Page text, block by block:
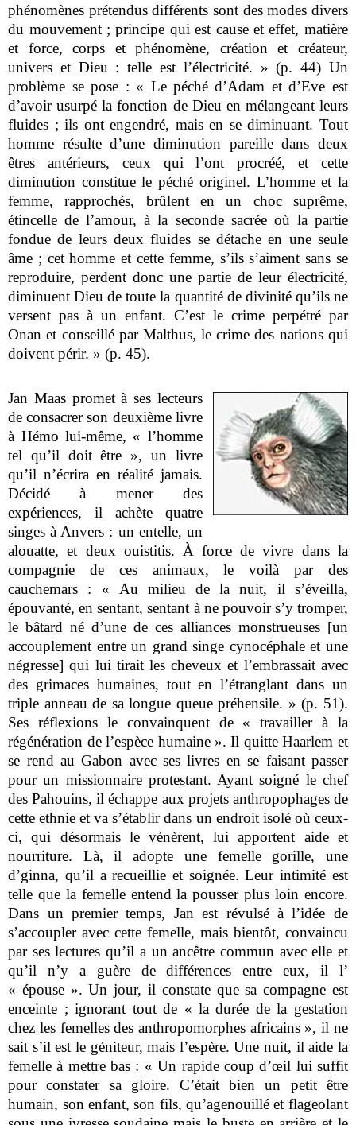
phénomènes prétendus différents sont des modes divers
du mouvement ; principe qui est cause et effet, matière
et force, corps et phénomène, création et créateur,
univers et Dieu : telle est l’électricité. » (p. 44) Un
problème se pose : « Le péché d’Adam et d’Eve est
d’avoir usurpé la fonction de Dieu en mélangeant leurs
fluides ; ils ont engendré, mais en se diminuant. Tout
homme résulte d’une diminution pareille dans deux
êtres antérieurs, ceux qui l’ont procréé, et cette
diminution constitue le péché originel. L’homme et la
femme, rapprochés, brûlent en un choc suprême,
étincelle de l’amour, à la seconde sacrée où la partie
fondue de leurs deux fluides se détache en une seule
âme ; cet homme et cette femme, s’ils s’aiment sans se
reproduire, perdent donc une partie de leur électricité,
diminuent Dieu de toute la quantité de divinité qu’ils ne
versent pas à un enfant. C’est le crime perpétré par
Onan et conseillé par Malthus, le crime des nations qui
doivent périr. » (p. 45).
Jan Maas promet à ses lecteurs
de consacrer son deuxième livre
à Hémo lui-même, « l’homme
tel qu’il doit être », un livre
qu’il n’écrira en réalité jamais.
Décidé à mener des
expériences, il achète quatre
singes à Anvers : un entelle, un
alouatte, et deux ouistitis. À force de vivre dans la
compagnie de ces animaux, le voilà par des
cauchemars : « Au milieu de la nuit, il s’éveilla,
épouvanté, en sentant, sentant à ne pouvoir s’y tromper,
le bâtard né d’une de ces alliances monstrueuses [un
accouplement entre un grand singe cynocéphale et une
négresse] qui lui tirait les cheveux et l’embrassait avec
des grimaces humaines, tout en l’étranglant dans un
triple anneau de sa longue queue préhensile. » (p. 51).
Ses réflexions le convainquent de « travailler à la
régénération de l’espèce humaine ». Il quitte Haarlem et
se rend au Gabon avec ses livres en se faisant passer
pour un missionnaire protestant. Ayant soigné le chef
des Pahouins, il échappe aux projets anthropophages de
cette ethnie et va s’établir dans un endroit isolé où ceux-
ci, qui désormais le vénèrent, lui apportent aide et
nourriture. Là, il adopte une femelle gorille, une
d’ginna, qu’il a recueillie et soignée. Leur intimité est
telle que la femelle entend la pousser plus loin encore.
Dans un premier temps, Jan est révulsé à l’idée de
s’accoupler avec cette femelle, mais bientôt, convaincu
par ses lectures qu’il a un ancêtre commun avec elle et
qu’il n’y a guère de différences entre eux, il l’
« épouse ». Un jour, il constate que sa compagne est
enceinte ; ignorant tout de « la durée de la gestation
chez les femelles des anthropomorphes africains », il ne
sait s’il est le géniteur, mais l’espère. Une nuit, il aide la
femelle à mettre bas : « Un rapide coup d’œil lui suffit
pour constater sa gloire. C’était bien un petit être
humain, son enfant, son fils, qu’agenouillé et flageolant